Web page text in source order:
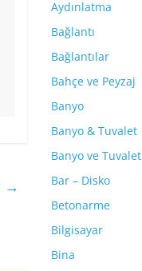
→
Aydınlatma
Bağlantı
Bağlantılar
Bahçe ve Peyzaj
Banyo
Banyo & Tuvalet
Banyo ve Tuvalet
Bar – Disko
Betonarme
Bilgisayar
Bina